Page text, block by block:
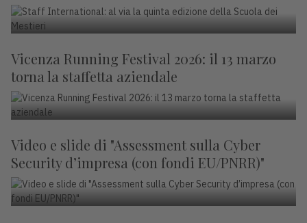
Vicenza Running Festival 2026: il 13 marzo
torna la staffetta aziendale
Video e slide di "Assessment sulla Cyber
Security d’impresa (con fondi EU/PNRR)"